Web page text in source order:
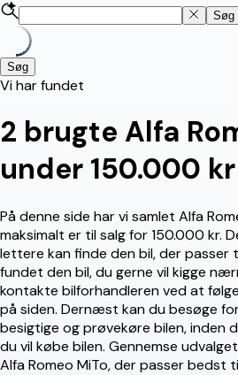
Søg
Søg
Vi har fundet
2 brugte Alfa
under 150.000
På denne side har vi samlet Alfa
maksimalt er til salg for 150.000 kr.
lettere kan finde den bil, der passer
fundet den bil, du gerne vil kigge
kontakte bilforhandleren ved at
på siden. Dernæst kan du besøge
besigtige og prøvekøre bilen, inden
du vil købe bilen. Gennemse
Alfa Romeo MiTo, der passer bedst